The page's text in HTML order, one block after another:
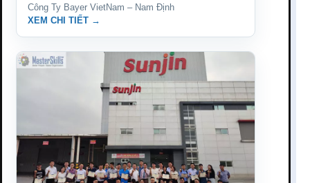
Công Ty Bayer VietNam – Nam Định
XEM CHI TIẾT →